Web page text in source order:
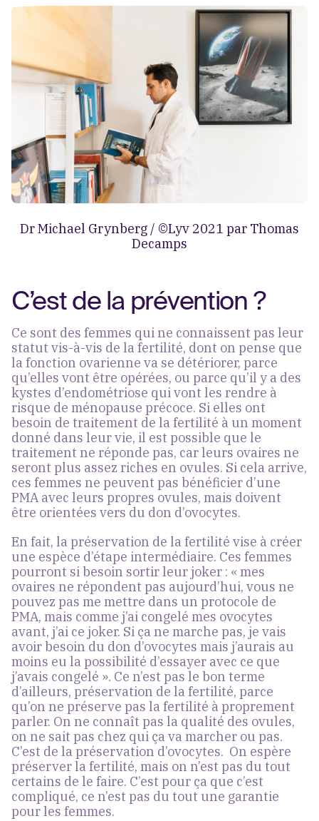
Dr Michael Grynberg / ©Lyv 2021 par Thomas
Decamps
C’est de la prévention ?
Ce sont des femmes qui ne connaissent pas leur
statut vis-à-vis de la fertilité, dont on pense que
la fonction ovarienne va se détériorer, parce
qu’elles vont être opérées, ou parce qu’il y a des
kystes d’endométriose qui vont les rendre à
risque de ménopause précoce. Si elles ont
besoin de traitement de la fertilité à un moment
donné dans leur vie, il est possible que le
traitement ne réponde pas, car leurs ovaires ne
seront plus assez riches en ovules. Si cela arrive,
ces femmes ne peuvent pas bénéficier d’une
PMA avec leurs propres ovules, mais doivent
être orientées vers du don d’ovocytes.
En fait, la préservation de la fertilité vise à créer
une espèce d’étape intermédiaire. Ces femmes
pourront si besoin sortir leur joker : « mes
ovaires ne répondent pas aujourd’hui, vous ne
pouvez pas me mettre dans un protocole de
PMA, mais comme j’ai congelé mes ovocytes
avant, j’ai ce joker. Si ça ne marche pas, je vais
avoir besoin du don d’ovocytes mais j’aurais au
moins eu la possibilité d’essayer avec ce que
j’avais congelé ». Ce n’est pas le bon terme
d’ailleurs, préservation de la fertilité, parce
qu’on ne préserve pas la fertilité à proprement
parler. On ne connaît pas la qualité des ovules,
on ne sait pas chez qui ça va marcher ou pas.
C’est de la préservation d’ovocytes. On espère
préserver la fertilité, mais on n’est pas du tout
certains de le faire. C’est pour ça que c’est
compliqué, ce n’est pas du tout une garantie
pour les femmes.